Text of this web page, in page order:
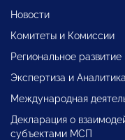
Новости
Комитеты и Комиссии
Региональное развитие
Экспертиза и Аналитика
Международная
Декларация о
субъектами МСП